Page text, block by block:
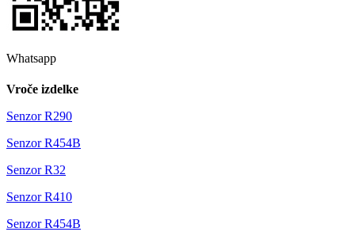
Whatsapp
Vroče izdelke
Senzor R290
Senzor R454B
Senzor R32
Senzor R410
Senzor R454B